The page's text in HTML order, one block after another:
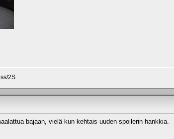
2S
bajaan, vielä kun kehtais uuden spoilerin hankkia.